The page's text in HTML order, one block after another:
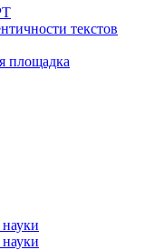
текстов
площадка